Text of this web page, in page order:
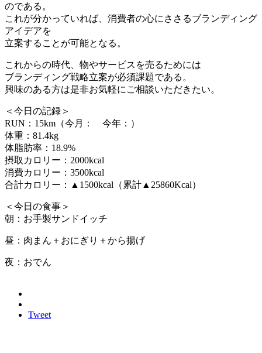
のである。
これが分かっていれば、消費者の心にささるブランディング
アイデアを
立案することが可能となる。
これからの時代、物やサービスを売るためには
ブランディング戦略立案が必須課題である。
興味のある方は是非お気軽にご相談いただきたい。
＜今日の記録＞
RUN：15km（今月： 今年：）
体重：81.4kg
体脂肪率：18.9%
摂取カロリー：2000kcal
消費カロリー：3500kcal
合計カロリー：▲1500kcal（累計▲25860Kcal）
＜今日の食事＞
朝：お手製サンドイッチ
昼：肉まん＋おにぎり＋から揚げ
夜：おでん
Tweet